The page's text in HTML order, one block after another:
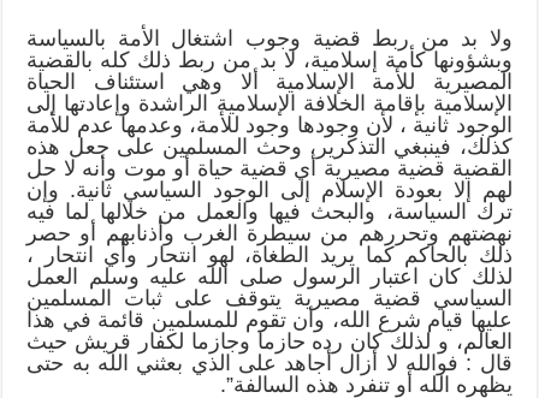
ولا بد من ربط قضية وجوب اشتغال الأمة بالسياسة
وبشؤونها كأمة إسلامية، لا بد من ربط ذلك كله بالقضية
المصيرية للأمة الإسلامية ألا وهي استئناف الحياة
الإسلامية بإقامة الخلافة الإسلامية الراشدة وإعادتها إلى
الوجود ثانية ، لأن وجودها وجود للأمة، وعدمها عدم للأمة
كذلك، فينبغي التذكرير، وحث المسلمين على جعل هذه
القضية قضية مصيرية أي قضية حياة أو موت وأنه لا حل
لهم إلا بعودة الإسلام إلى الوجود السياسي ثانية. وإن
ترك السياسة، والبحث فيها والعمل من خلالها لما فيه
نهضتهم وتحررهم من سيطرة الغرب وأذنابهم أو حصر
ذلك بالحاكم كما يريد الطغاة، لهو انتحار وأي انتحار ،
لذلك كان اعتبار الرسول صلى الله عليه وسلم العمل
السياسي قضية مصيرية يتوقف على ثبات المسلمين
عليها قيام شرع الله، وأن تقوم للمسلمين قائمة في هذا
العالم، و لذلك كان رده حازما وجازما لكفار قريش حيث
قال : فوالله لا أزال أجاهد على الذي بعثني الله به حتى
يظهره الله أو تنفرد هذه السالفة”.